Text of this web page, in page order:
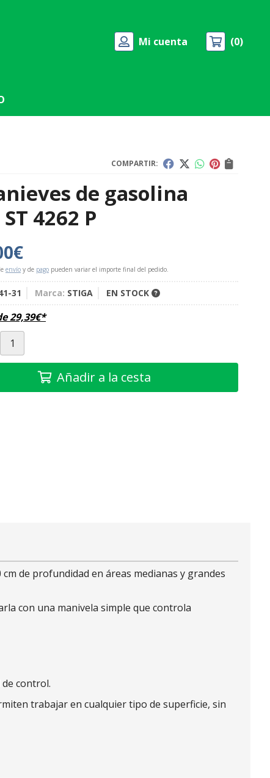
Mi cuenta 0
COMPARTIR:
de gasolina
4262 P
€
envío y de pago pueden variar el importe final del pedido.
31 Marca: STIGA EN STOCK
29,39€*
Añadir a la cesta
de profundidad en áreas medianas y grandes
con una manivela simple que controla
control.
trabajar en cualquier tipo de superficie, sin